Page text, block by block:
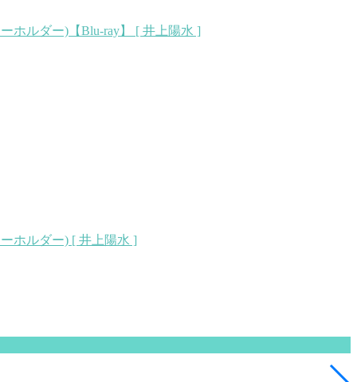
ホルダー)【Blu-ray】 [ 井上陽水 ]
ホルダー) [ 井上陽水 ]